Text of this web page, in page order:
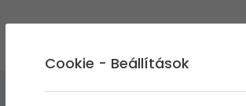
Cookie - Beállítások